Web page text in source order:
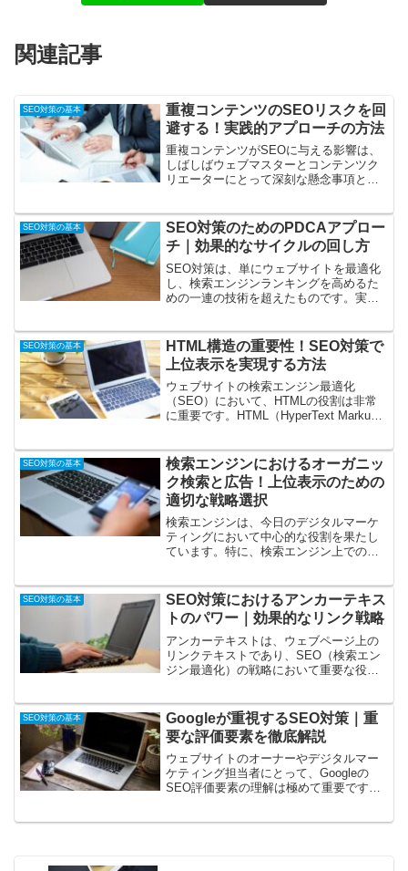
関連記事
SEO対策の基本
重複コンテンツのSEOリスクを回
避する！実践的アプローチの方法
重複コンテンツがSEOに与える影響は、
しばしばウェブマスターとコンテンツク
リエーターにとって深刻な懸念事項とな
ンジンの結果ページ（SERP）でより高
い位置に表示される...
SEO対策の基本
SEO対策のためのPDCAアプロー
チ｜効果的なサイクルの回し方
SEO対策は、単にウェブサイトを最適化
し、検索エンジンランキングを高めるた
めの一連の技術を超えたものです。実際
PDCA（Plan-Do-Check-Act）サイクル
は、効...
SEO対策の基本
HTML構造の重要性！SEO対策で
上位表示を実現する方法
ウェブサイトの検索エンジン最適化
（SEO）において、HTMLの役割は非常
に重要です。HTML（HyperText Markup
エンジンがコンテンツを理解し、適...
SEO対策の基本
検索エンジンにおけるオーガニッ
ク検索と広告！上位表示のための
適切な戦略選択
検索エンジンは、今日のデジタルマーケ
ティングにおいて中心的な役割を果たし
ています。特に、検索エンジン上での自
くべき重要なトピックです。このセクシ
ョンでは、検索エンジンに...
SEO対策の基本
SEO対策におけるアンカーテキス
トのパワー｜効果的なリンク戦略
アンカーテキストは、ウェブページ上の
リンクテキストであり、SEO（検索エン
ジン最適化）の戦略において重要な役割
部分であり、検索エンジンに対してその
リンクの目的地のページ...
SEO対策の基本
Googleが重視するSEO対策｜重
要な評価要素を徹底解説
ウェブサイトのオーナーやデジタルマー
ケティング担当者にとって、Googleの
SEO評価要素の理解は極めて重要です。